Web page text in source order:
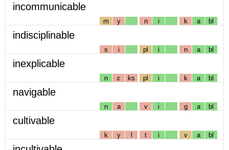
incommunicable
m y n i k a bl
indisciplinable
s i pl i n a bl
inexplicable
n ɛ ks pl i k a bl
navigable
n a v i g a bl
cultivable
k y l t i v a bl